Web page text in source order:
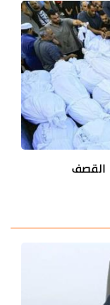
القصف